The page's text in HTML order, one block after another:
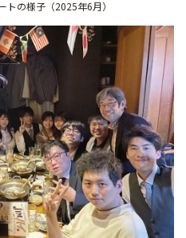
トの様子（2025年6月）